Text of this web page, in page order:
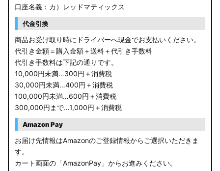
口座名義：カ）レッドマティックス
代金引換
商品お受け取り時にドライバーへ現金でお支払いください。
代引き金額＝購入金額＋送料＋代引き手数料
代引き手数料は下記の通りです。
10,000円未満…300円＋消費税
30,000円未満…400円＋消費税
100,000円未満…600円＋消費税
300,000円まで…1,000円＋消費税
Amazon Pay
お届け先情報はAmazonのご登録情報からご選択いただきま
す。
カート画面の「AmazonPay」からお進みください。